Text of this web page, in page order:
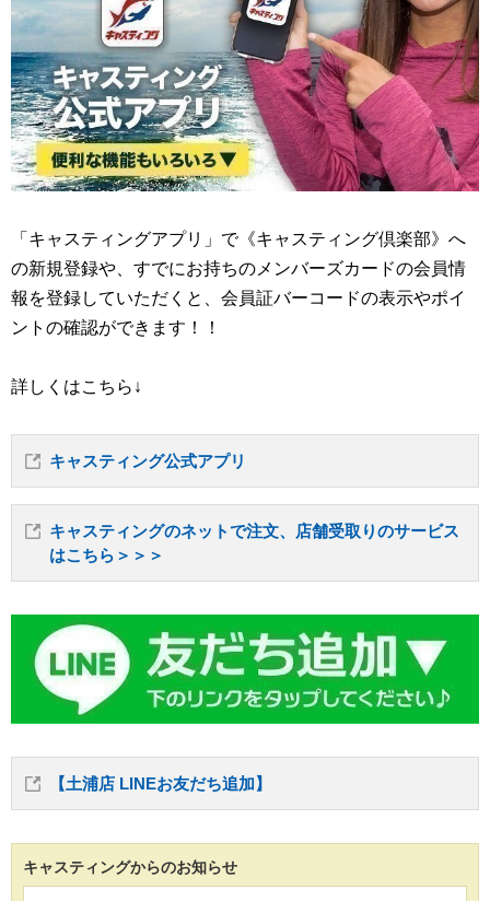
「キャスティングアプリ」で《キャスティング倶楽部》へ
の新規登録や、すでにお持ちのメンバーズカードの会員情
報を登録していただくと、会員証バーコードの表示やポイ
ントの確認ができます！！
詳しくはこちら↓
キャスティング公式アプリ
キャスティングのネットで注文、店舗受取りのサービス
はこちら＞＞＞
【土浦店 LINEお友だち追加】
キャスティングからのお知らせ